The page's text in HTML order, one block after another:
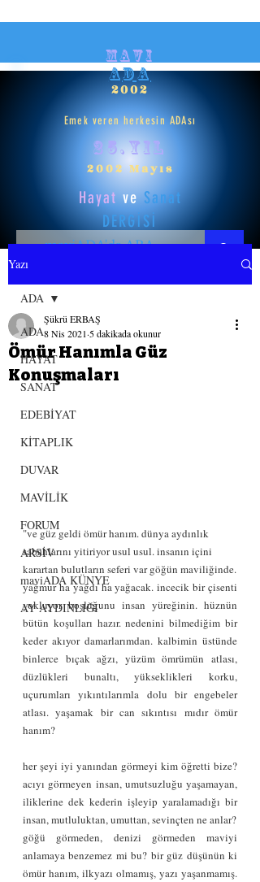
mavi
ADA
2002
Emek veren herkesin ADAsı
25.yıl
2002 Mayıs
HayatveSanat
DERGİSİ
SANAT
GİRİŞ YAP
Yazı
ADA
HAYAT
SANAT
EDEBİYAT
KİTAPLIK
DUVAR
MAVİLİK
FORUM
ARSİV
maviADA KÜNYE
AY AYDINLIĞI
ADA
Ömür Hanımla Güz
Konuşmaları
Şükrü ERBAŞ
8 Nis 2021 5 dakikada okunur
"ve güz geldi ömür hanım. dünya aydınlık
sabahlarını yitiriyor usul usul. insanın içini
karartan bulutların seferi var göğün maviliğinde.
yağmur ha yağdı ha yağacak. incecik bir çisenti
yokluyor boşluğunu insan yüreğinin. hüznün
bütün koşulları hazır. nedenini bilmediğim bir
keder akıyor damarlarımdan. kalbimin üstünde
binlerce bıçak ağzı, yüzüm ömrümün atlası,
düzlükleri bunaltı, yükseklikleri korku,
uçurumları yıkıntılarımla dolu bir engebeler
atlası. yaşamak bir can sıkıntısı mıdır ömür
hanım?
her şeyi iyi yanından görmeyi kim öğretti bize?
acıyı görmeyen insan, umutsuzluğu yaşamayan,
iliklerine dek kederin işleyip yaralamadığı bir
insan, mutluluktan, umuttan, sevinçten ne anlar?
göğü görmeden, denizi görmeden maviyi
anlamaya benzemez mi bu? bir güz düşünün ki
ömür hanım, ilkyazı olmamış, yazı yaşanmamış.